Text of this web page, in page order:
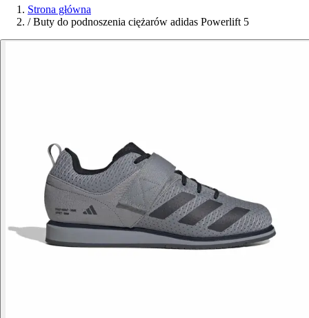
Strona główna
/ Buty do podnoszenia ciężarów adidas Powerlift 5